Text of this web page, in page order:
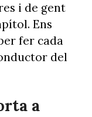
i de gent
Ens
fer cada
del
a